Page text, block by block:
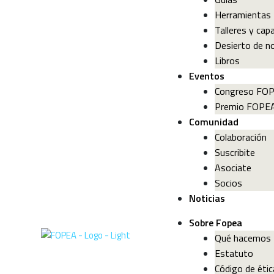
Herramientas
Talleres y
Desierto de
Libros
Eventos
Congreso
Premio
Comunidad
Colaboración
Suscribite
Asociate
Socios
Noticias
Sobre Fopea
Qué hacemos
Estatuto
Código de